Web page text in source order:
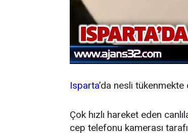
Isparta’da nesli
Çok hızlı hareket eden
cep telefonu kamerası